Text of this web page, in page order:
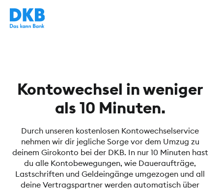
Kontowechsel in weniger
als 10 Minuten.
Durch unseren kostenlosen Kontowechselservice
nehmen wir dir jegliche Sorge vor dem Umzug zu
deinem Girokonto bei der DKB. In nur 10 Minuten hast
du alle Kontobewegungen, wie Daueraufträge,
Lastschriften und Geldeingänge umgezogen und all
deine Vertragspartner werden automatisch über